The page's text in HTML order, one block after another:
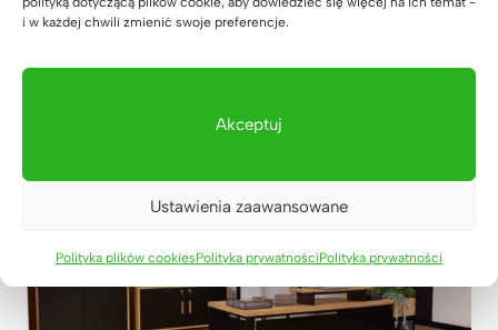
i w każdej chwili zmienić swoje preferencje.
Akceptuj
Ustawienia zaawansowane
Polityka plików cookiesPolityka prywatnościPolityka prywatności